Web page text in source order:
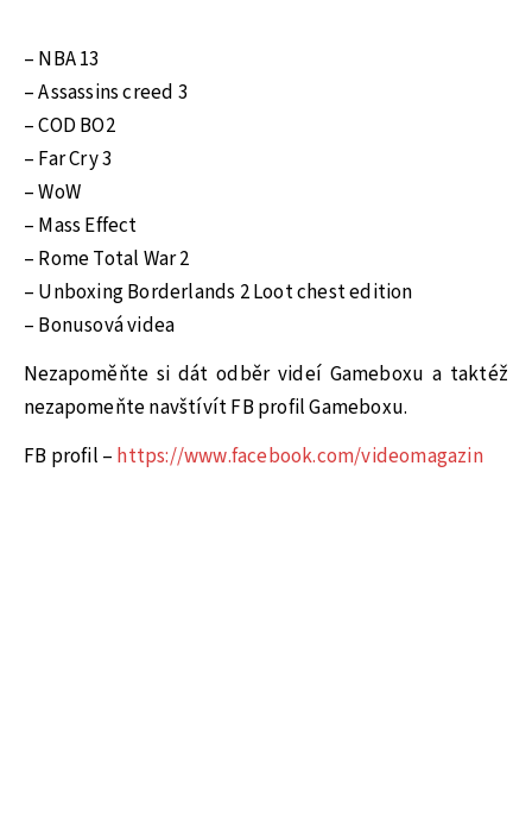
– NBA 13
– Assassins creed 3
– COD BO2
– Far Cry 3
– WoW
– Mass Effect
– Rome Total War 2
– Unboxing Borderlands 2 Loot chest edition
– Bonusová videa
Nezapoměňte si dát odběr videí Gameboxu a taktéž
nezapomeňte navštívít FB profil Gameboxu.
FB profil – https://www.facebook.com/videomagazin